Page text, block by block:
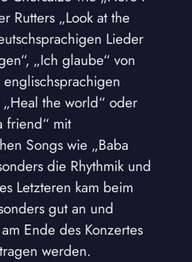
Rutters „Look at the
Lieder
„Ich glaube“ von
englischsprachigen
the world“ oder
friend“ mit
Songs wie „Baba
die Rhythmik und
Letzteren kam beim
gut an und
Ende des Konzertes
werden.